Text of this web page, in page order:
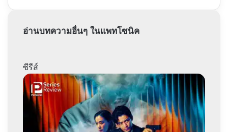
อ่านบทความอื่นๆ ในแพทโซนิค
ซีรีส์